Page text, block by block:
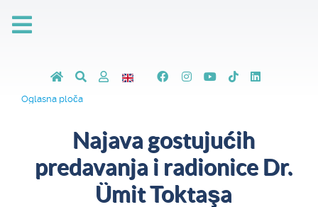
Oglasna ploča
Najava gostujućih
predavanja i radionice Dr.
Ümit Toktaşa